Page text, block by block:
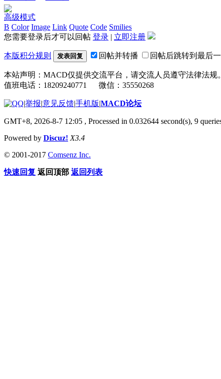
高级模式
B Color Image Link Quote Code Smilies
您需要登录后才可以回帖 登录 | 立即注册
本版积分规则 发表回复 回帖并转播 回帖后跳转到最后
本站声明：MACD仅提供交流平台，请交流人员遵守法律法规
值班电话：18209240771 微信：35550268
|举报|意见反馈|手机版|MACD论坛
GMT+8, 2026-8-7 12:05 , Processed in 0.032644 second(s), 9
Powered by Discuz! X3.4
© 2001-2017 Comsenz Inc.
快速回复 返回顶部 返回列表